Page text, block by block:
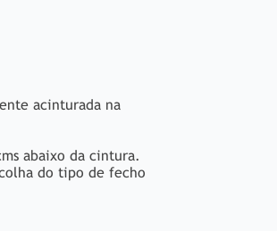
acinturada na
abaixo da cintura.
do tipo de fecho